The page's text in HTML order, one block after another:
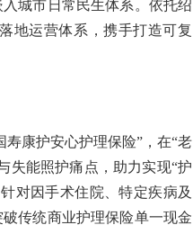
城市日常民生体系。依托绍
地运营体系，携手打造可复
康护安心护理保险”，在“老
失能照护痛点，助力实现“护
对因手术住院、特定疾病及
传统商业护理保险单一现金